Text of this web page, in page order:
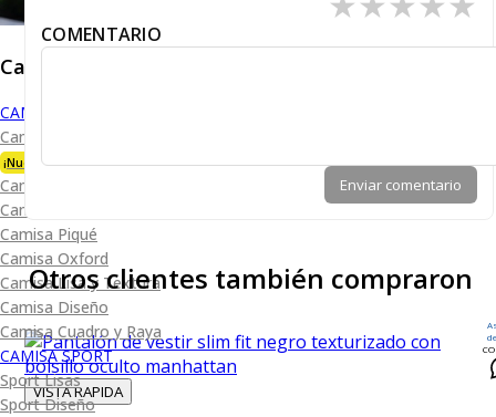
Caballero
CAMISAS
Camisa Premium Bambú
¡Nueva Colección!
Camisa Blanca
Camisa Performance
Camisa Piqué
Camisa Oxford
Camisa Lisa y Textura
Camisa Diseño
Camisa Cuadro y Raya
CAMISA SPORT
Sport Lisas
Sport Diseño
COMENTARIO
Enviar comentario
Otros clientes también compraron
VISTA RAPIDA
de